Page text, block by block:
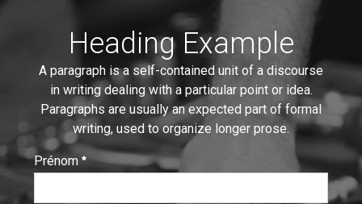
Heading Example
A paragraph is a self-contained unit of a discourse
in writing dealing with a particular point or idea.
Paragraphs are usually an expected part of formal
writing, used to organize longer prose.
Prénom
:
0/ 280